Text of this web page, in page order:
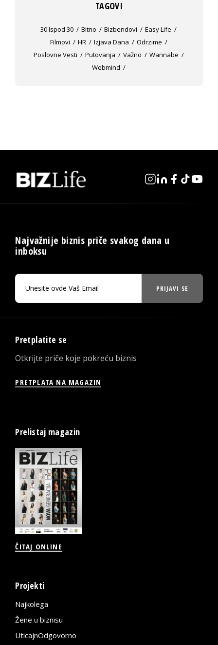
TAGOVI
30 Ispod 30 Bitno Bizbendovi
Easy Life
Filmovi
HR Izjava Dana
Odrzime
Poslovne Vesti
Putovanja Važno
Wannabe
Webmind
Najvažnije biznis priče svakog dana u
inboksu
PRIJAVI SE
Pretplatite se
Otkrijte priče koje pokreću biznis
PRETPLATA NA MAGAZIN
Prelistaj magazin
ČITAJ ONLINE
Projekti
Najkolega
Žene u biznisu
UticajnOdgovorno